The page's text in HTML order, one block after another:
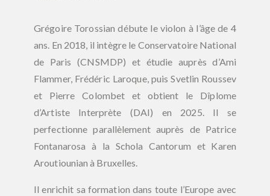
Grégoire Torossian débute le violon à l’âge de 4
ans. En 2018, il intègre le Conservatoire National
de Paris (CNSMDP) et étudie auprès d’Ami
Flammer, Frédéric Laroque, puis Svetlin Roussev
et Pierre Colombet et obtient le Dîplome
d’Artiste Interprète (DAI) en 2025. Il se
perfectionne parallèlement auprès de Patrice
Fontanarosa à la Schola Cantorum et Karen
Aroutiounian à Bruxelles.
Il enrichit sa formation dans toute l’Europe avec